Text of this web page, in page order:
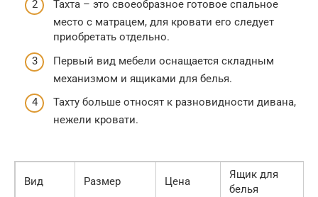
Тахта – это своеобразное готовое спальное
место с матрацем, для кровати его следует
приобретать отдельно.
Первый вид мебели оснащается складным
механизмом и ящиками для белья.
Тахту больше относят к разновидности дивана,
нежели кровати.
Вид Размер Цена
Ящик для
белья